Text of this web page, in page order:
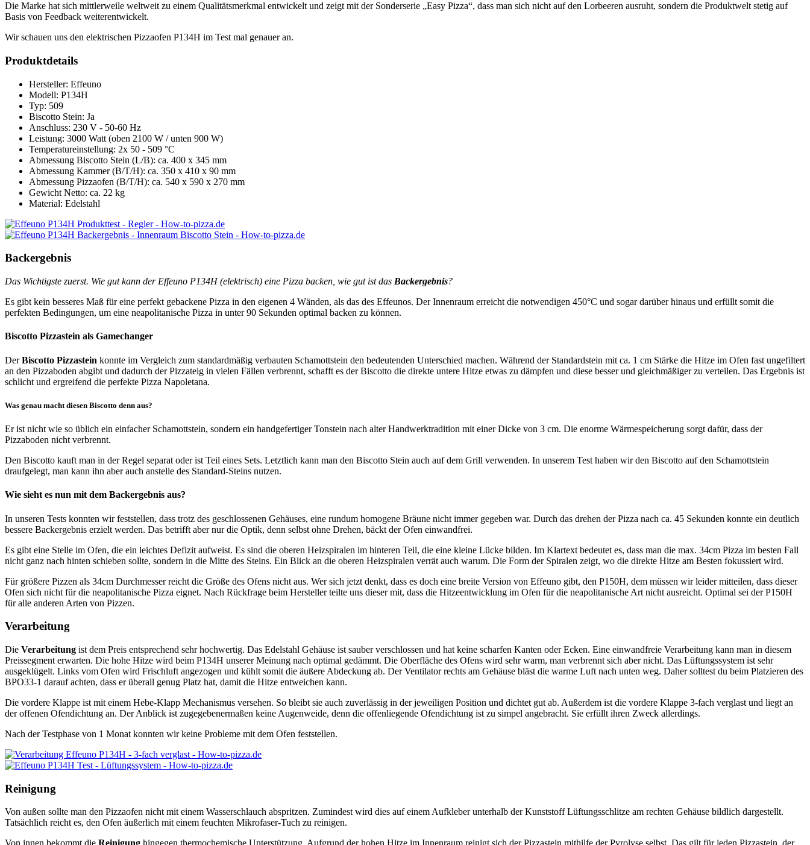
Die Marke hat sich mittlerweile weltweit zu einem Qualitätsmerkmal entwickelt und zeigt mit der Sonderserie „Easy Pizza“, dass man sich nicht auf den Lorbeeren ausruht, sondern die Produktwelt stetig auf
Basis von Feedback weiterentwickelt.
Wir schauen uns den elektrischen Pizzaofen P134H im Test mal genauer an.
Produktdetails
Hersteller: Effeuno
Modell: P134H
Typ: 509
Biscotto Stein: Ja
Anschluss: 230 V - 50-60 Hz
Leistung: 3000 Watt (oben 2100 W / unten 900 W)
Temperatureinstellung: 2x 50 - 509 °C
Abmessung Biscotto Stein (L/B): ca. 400 x 345 mm
Abmessung Kammer (B/T/H): ca. 350 x 410 x 90 mm
Abmessung Pizzaofen (B/T/H): ca. 540 x 590 x 270 mm
Gewicht Netto: ca. 22 kg
Material: Edelstahl
Backergebnis
Das Wichtigste zuerst. Wie gut kann der Effeuno P134H (elektrisch) eine Pizza backen, wie gut ist das Backergebnis?
Es gibt kein besseres Maß für eine perfekt gebackene Pizza in den eigenen 4 Wänden, als das des Effeunos. Der Innenraum erreicht die notwendigen 450°C und sogar darüber hinaus und erfüllt somit die
perfekten Bedingungen, um eine neapolitanische Pizza in unter 90 Sekunden optimal backen zu können.
Biscotto Pizzastein als Gamechanger
DerBiscotto Pizzastein konnte im Vergleich zum standardmäßig verbauten Schamottstein den bedeutenden Unterschied machen. Während der Standardstein mit ca. 1 cm Stärke die Hitze im Ofen fast ungefiltert
an den Pizzaboden abgibt und dadurch der Pizzateig in vielen Fällen verbrennt, schafft es der Biscotto die direkte untere Hitze etwas zu dämpfen und diese besser und gleichmäßiger zu verteilen. Das Ergebnis ist
schlicht und ergreifend die perfekte Pizza Napoletana.
Was genau macht diesen Biscotto denn aus?
Er ist nicht wie so üblich ein einfacher Schamottstein, sondern ein handgefertiger Tonstein nach alter Handwerktradition mit einer Dicke von 3 cm. Die enorme Wärmespeicherung sorgt dafür, dass der
Pizzaboden nicht verbrennt.
Den Biscotto kauft man in der Regel separat oder ist Teil eines Sets. Letztlich kann man den Biscotto Stein auch auf dem Grill verwenden. In unserem Test haben wir den Biscotto auf den Schamottstein
draufgelegt, man kann ihn aber auch anstelle des Standard-Steins nutzen.
Wie sieht es nun mit dem Backergebnis aus?
In unseren Tests konnten wir feststellen, dass trotz des geschlossenen Gehäuses, eine rundum homogene Bräune nicht immer gegeben war. Durch das drehen der Pizza nach ca. 45 Sekunden konnte ein deutlich
bessere Backergebnis erzielt werden. Das betrifft aber nur die Optik, denn selbst ohne Drehen, bäckt der Ofen einwandfrei.
Es gibt eine Stelle im Ofen, die ein leichtes Defizit aufweist. Es sind die oberen Heizspiralen im hinteren Teil, die eine kleine Lücke bilden. Im Klartext bedeutet es, dass man die max. 34cm Pizza im besten Fall
nicht ganz nach hinten schieben sollte, sondern in die Mitte des Steins. Ein Blick an die oberen Heizspiralen verrät auch warum. Die Form der Spiralen zeigt, wo die direkte Hitze am Besten fokussiert wird.
Für größere Pizzen als 34cm Durchmesser reicht die Größe des Ofens nicht aus. Wer sich jetzt denkt, dass es doch eine breite Version von Effeuno gibt, den P150H, dem müssen wir leider mitteilen, dass dieser
Ofen sich nicht für die neapolitanische Pizza eignet. Nach Rückfrage beim Hersteller teilte uns dieser mit, dass die Hitzeentwicklung im Ofen für die neapolitanische Art nicht ausreicht. Optimal sei der P150H
für alle anderen Arten von Pizzen.
Verarbeitung
Die Verarbeitung ist dem Preis entsprechend sehr hochwertig. Das Edelstahl Gehäuse ist sauber verschlossen und hat keine scharfen Kanten oder Ecken. Eine einwandfreie Verarbeitung kann man in diesem
Preissegment erwarten. Die hohe Hitze wird beim P134H unserer Meinung nach optimal gedämmt. Die Oberfläche des Ofens wird sehr warm, man verbrennt sich aber nicht. Das Lüftungssystem ist sehr
ausgeklügelt. Links vom Ofen wird Frischluft angezogen und kühlt somit die äußere Abdeckung ab. Der Ventilator rechts am Gehäuse bläst die warme Luft nach unten weg. Daher solltest du beim Platzieren des
BPO33-1 darauf achten, dass er überall genug Platz hat, damit die Hitze entweichen kann.
Die vordere Klappe ist mit einem Hebe-Klapp Mechanismus versehen. So bleibt sie auch zuverlässig in der jeweiligen Position und dichtet gut ab. Außerdem ist die vordere Klappe 3-fach verglast und liegt an
der offenen Ofendichtung an. Der Anblick ist zugegebenermaßen keine Augenweide, denn die offenliegende Ofendichtung ist zu simpel angebracht. Sie erfüllt ihren Zweck allerdings.
Nach der Testphase von 1 Monat konnten wir keine Probleme mit dem Ofen feststellen.
Reinigung
Von außen sollte man den Pizzaofen nicht mit einem Wasserschlauch abspritzen. Zumindest wird dies auf einem Aufkleber unterhalb der Kunststoff Lüftungsschlitze am rechten Gehäuse bildlich dargestellt.
Tatsächlich reicht es, den Ofen äußerlich mit einem feuchten Mikrofaser-Tuch zu reinigen.